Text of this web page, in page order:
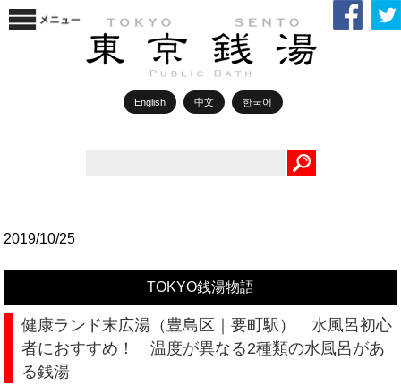
English 中文 한국어
2019/10/25
TOKYO銭湯物語
健康ランド末広湯（豊島区｜要町駅） 水風呂初心
者におすすめ！ 温度が異なる2種類の水風呂があ
る銭湯